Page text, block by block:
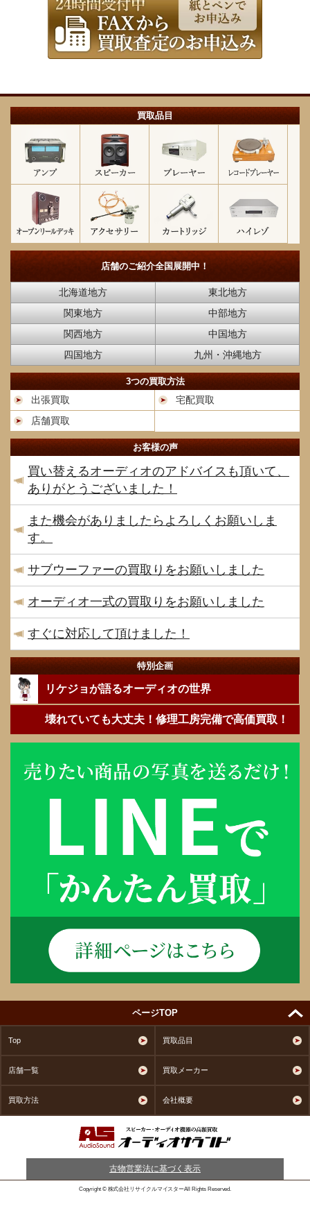
買取品目
店舗のご紹介全国展開中！
北海道地方
東北地方
関東地方
中部地方
関西地方
中国地方
四国地方
九州・沖縄地方
3つの買取方法
出張買取
宅配買取
店舗買取
お客様の声
買い替えるオーディオのアドバイスも頂いて、
ありがとうございました！
また機会がありましたらよろしくお願いしま
す。
サブウーファーの買取りをお願いしました
オーディオ一式の買取りをお願いしました
すぐに対応して頂けました！
特別企画
リケジョが語るオーディオの世界
壊れていても大丈夫！修理工房完備で高価買取！
ページTOP
Top 買取品目
店舗一覧 買取メーカー
買取方法 会社概要
古物営業法に基づく表示
Copyright © 株式会社リサイクルマイスターAll Rights Reserved.